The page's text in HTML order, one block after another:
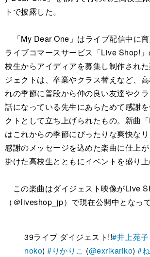
トで披露した。
「My Dear One」はライブ配信中に
ライブコマースサービス「Live Shop!
校生からアイディアを募集し制作され
ジェクトは、卒業やクラス替えなど、
れの季節に普段から仲の良い友達やク
話になっている先生にあらためて感謝
クトとして立ち上げられたもの。新曲「
はこれからの季節にぴったりな爽快な
感謝のメッセージを込めた楽曲に仕上
掛けた高校生とともにイベントを盛り上
この楽曲はダイジェスト映像がLive
（＠liveshop_jp）で現在公開中となって
39ライブ ダイジェスト!!#井上苑子
noko) #りかりこ (@exrikariko) #